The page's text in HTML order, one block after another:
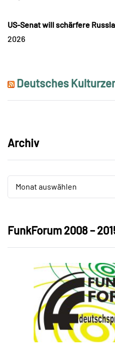
US-Senat will schärfere
2026
Deutsches
Archiv
Archiv
Monat auswählen
Archiv
FunkForum 2008 –